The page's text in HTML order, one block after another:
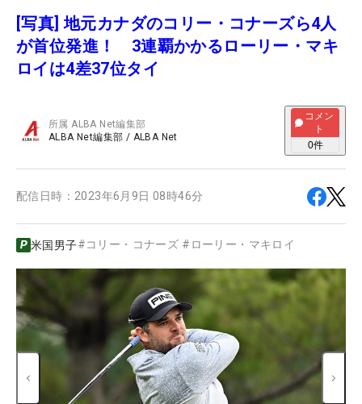
[写真] 地元カナダのコリー・コナーズら4人
が首位発進！ 3連覇かかるローリー・マキ
ロイは4差37位タイ
所属ALBA Net編集部
ALBA Net編集部 / ALBA Net
コメン
ト
0件
配信日時： 2023年6月9日 08時46分
米国男子#コリー・コナーズ # ローリー・マキロイ